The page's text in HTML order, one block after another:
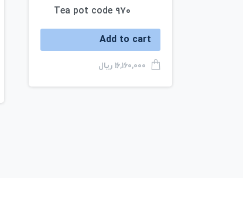
Tea pot code ۹۷۰
Add to cart
۱۶,۱۶۰,۰۰۰ ریال